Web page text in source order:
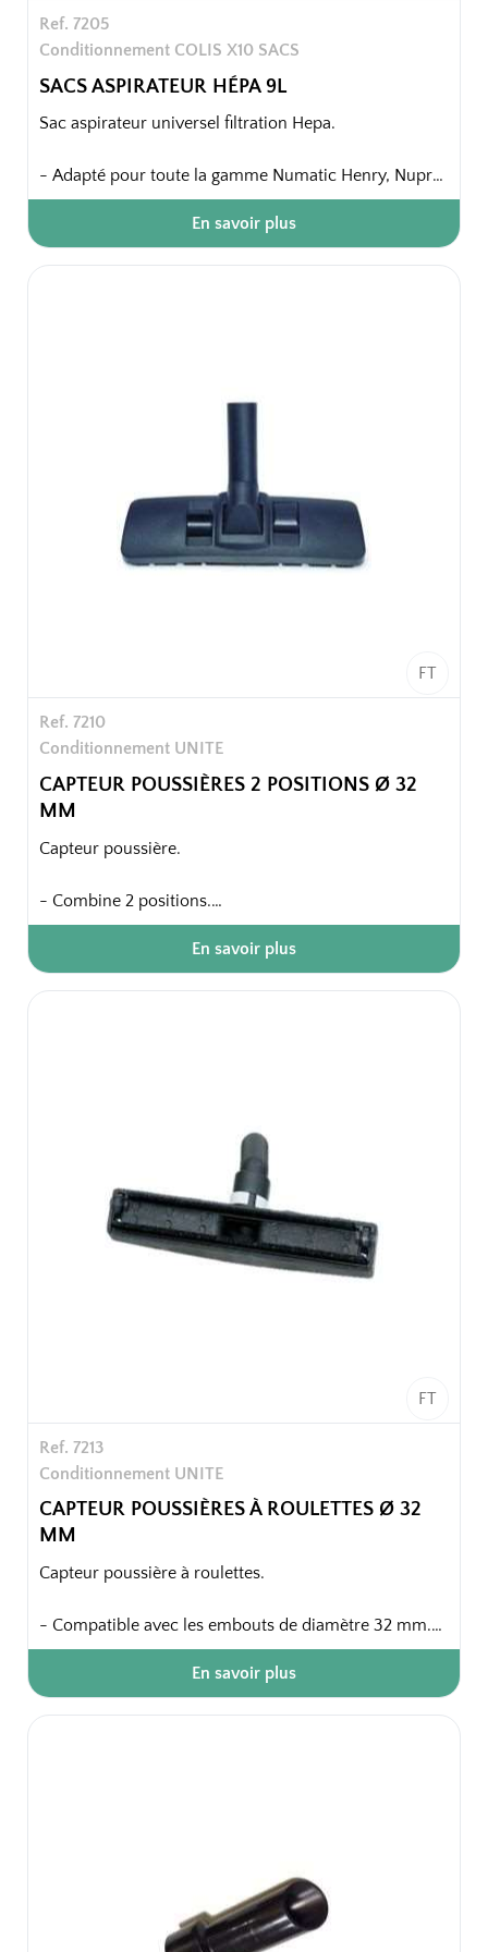
Ref. 7205
Conditionnement COLIS X10 SACS
SACS ASPIRATEUR HÉPA 9L
Sac aspirateur universel filtration Hepa.
- Adapté pour toute la gamme Numatic Henry, Nupro
Plus, Henry plus, Hetty plus, Numatic Nupro, et toute
la gamme aspirateur Numatic dont la capacité de
cuve est de 9 litres.
En savoir plus
FT
Ref. 7210
Conditionnement UNITE
CAPTEUR POUSSIÈRES 2 POSITIONS Ø 32
MM
Capteur poussière.
- Combine 2 positions.
- Diamètre 32mm.
- Produit adaptable pour tous les aspirateurs de
diamètre 32mm.
En savoir plus
FT
Ref. 7213
Conditionnement UNITE
CAPTEUR POUSSIÈRES À ROULETTES Ø 32
MM
Capteur poussière à roulettes.
- Compatible avec les embouts de diamètre 32 mm.
- Capteur poussière équipé de deux roulettes, ce qui
permet d'aspirer les poussières sans effort, la brosse
(étant entraînée par les deux roulettes latérales) se
En savoir plus